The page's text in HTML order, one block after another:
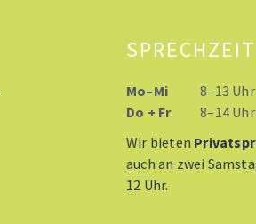
Mo–Mi
8–13
Do + Fr
8–14 Uhr
Wir bieten
auch an zwei
12 Uhr.